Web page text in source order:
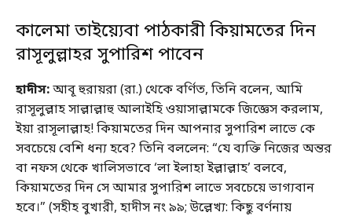
কালেমা তাইয়্যেবা পাঠকারী কিয়ামতের দিন
রাসূলুল্লাহর সুপারিশ পাবেন
হাদীস:আবূ হুরায়রা (রা.) থেকে বর্ণিত, তিনি বলেন, আমি
রাসূলুল্লাহ সাল্লাল্লাহু আলাইহি ওয়াসাল্লামকে জিজ্ঞেস করলাম,
ইয়া রাসূলাল্লাহ! কিয়ামতের দিন আপনার সুপারিশ লাভে কে
সবচেয়ে বেশি ধন্য হবে? তিনি বললেন: “যে ব্যক্তি নিজের অন্তর
বা নফস থেকে খালিসভাবে ‘লা ইলাহা ইল্লাল্লাহ’ বলবে,
কিয়ামতের দিন সে আমার সুপারিশ লাভে সবচেয়ে ভাগ্যবান
হবে।” (সহীহ বুখারী, হাদীস নং ৯৯; উল্লেখ্য: কিছু বর্ণনায়